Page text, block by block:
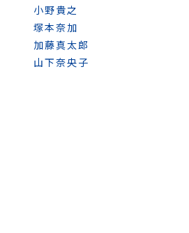
小野貴之
塚本奈加
加藤真太郎
山下奈央子